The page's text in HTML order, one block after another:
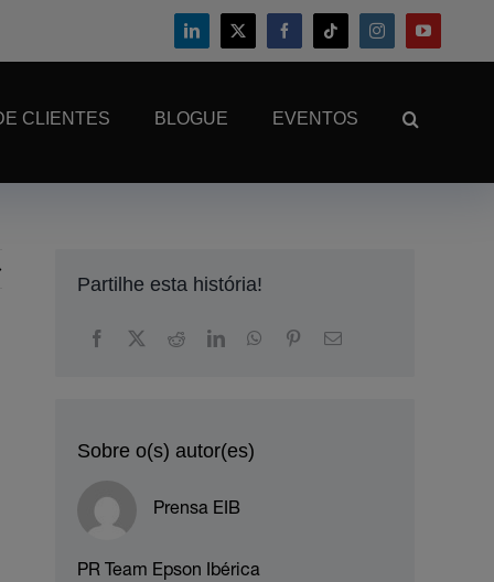
CLIENTES BLOGUE EVENTOS
Partilhe esta história!
Sobre o(s) autor(es)
Prensa EIB
PR Team Epson Ibérica